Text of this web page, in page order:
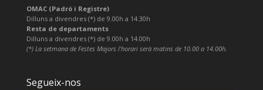
OMAC (Padró i Registre)
Dilluns a divendres (*) de 9.00h a 14.30h
Resta de departaments
Dilluns a divendres (*) de 9.00h a 14.00h
(*) La setmana de Festes Majors l’horari serà matins de 10.00 a 14.00h.
Segueix-nos